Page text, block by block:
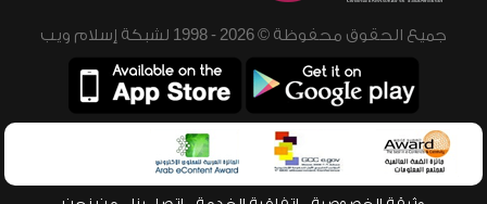
جميع الحقوق محفوظة © 2026 - 1998 لشبكة إسلام ويب